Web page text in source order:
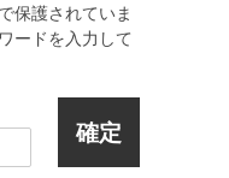
保護されていま
ードを入力して